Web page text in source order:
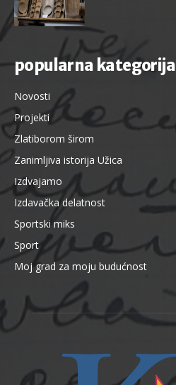
popularna kategorija
Novosti
Projekti
Zlatiborom širom
Zanimljiva istorija Užica
Izdvajamo
Izdavačka delatnost
Sportski miks
Sport
Moj grad za moju budućnost